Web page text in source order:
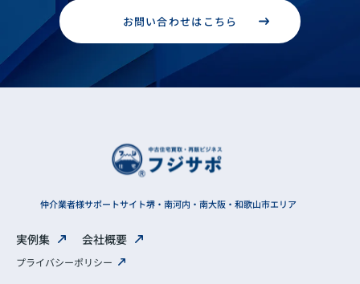
お問い合わせはこちら
仲介業者様サポートサイト堺・南河内・南大阪・和歌山市エリア
実例集 会社概要
プライバシーポリシー